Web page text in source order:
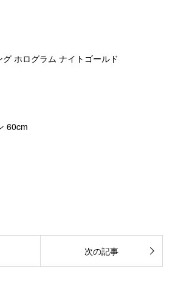
ホログラム ナイトゴールド
60cm
次の記事